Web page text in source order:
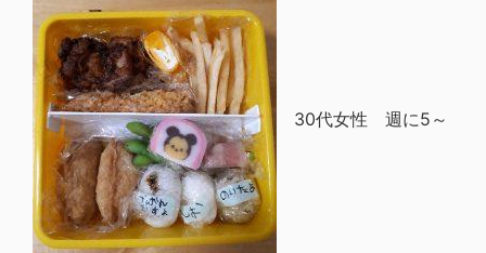
30代女性 週に5～